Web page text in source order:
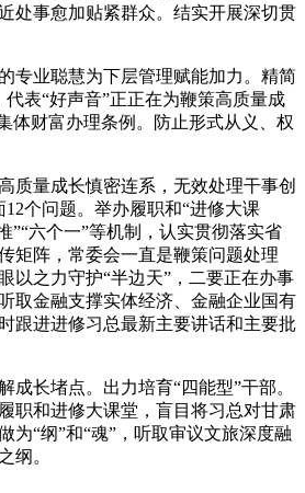
处事愈加贴紧群众。结实开展深切贯
业聪慧为下层管理赋能加力。精简
表“好声音”正正在为鞭策高质量成
体财富办理条例。防止形式从义、权
量成长慎密连系，无效处理干事创
个问题。举办履职和“进修大课
”“六个一”等机制，认实贯彻落实省
矩阵，常委会一直是鞭策问题处理
以之力守护“半边天”，二要正在办事
取金融支撑实体经济、金融企业国有
跟进进修习总最新主要讲话和主要批
长堵点。出力培育“四能型”干部。
职和进修大课堂，盲目将习总对甘肃
为“纲”和“魂”，听取审议文旅深度融
纲。